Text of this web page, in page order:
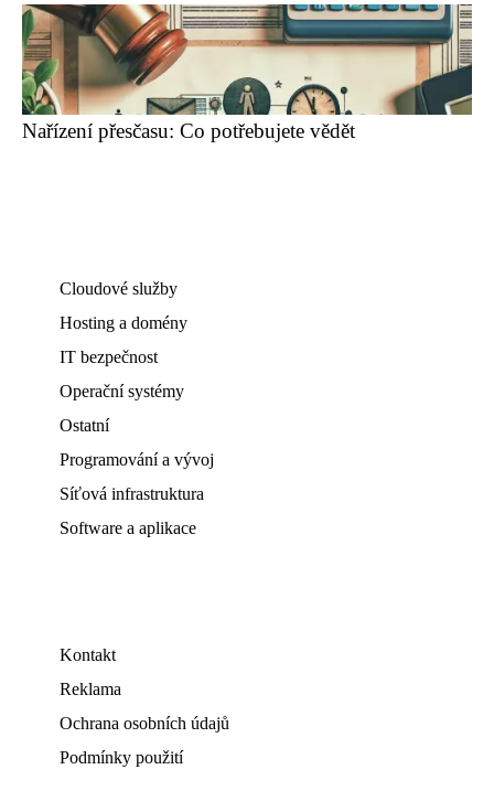
Nařízení přesčasu: Co potřebujete vědět
Cloudové služby
Hosting a domény
IT bezpečnost
Operační systémy
Ostatní
Programování a vývoj
Síťová infrastruktura
Software a aplikace
Kontakt
Reklama
Ochrana osobních údajů
Podmínky použití